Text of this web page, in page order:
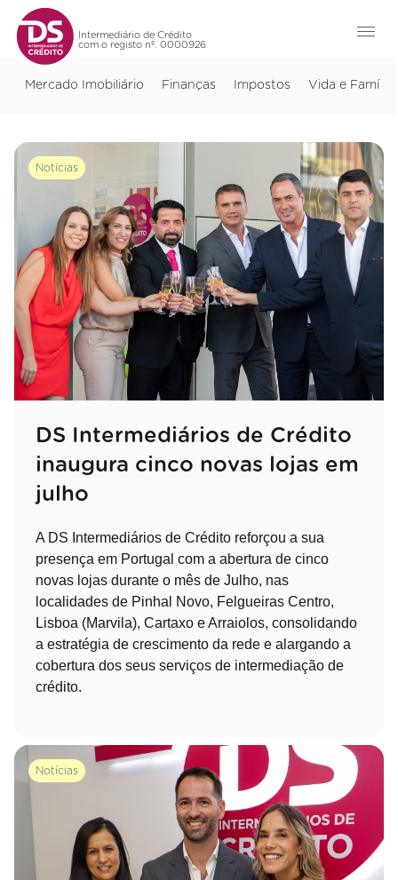
Intermediário de Crédito
com o registo nº. 0000926
Mercado Imobiliário Finanças Impostos Vida e Família
Notícias
DS Intermediários de Crédito
inaugura cinco novas lojas em
julho
A DS Intermediários de Crédito reforçou a sua
presença em Portugal com a abertura de cinco
novas lojas durante o mês de Julho, nas
localidades de Pinhal Novo, Felgueiras Centro,
Lisboa (Marvila), Cartaxo e Arraiolos, consolidando
a estratégia de crescimento da rede e alargando a
cobertura dos seus serviços de intermediação de
crédito.
Notícias